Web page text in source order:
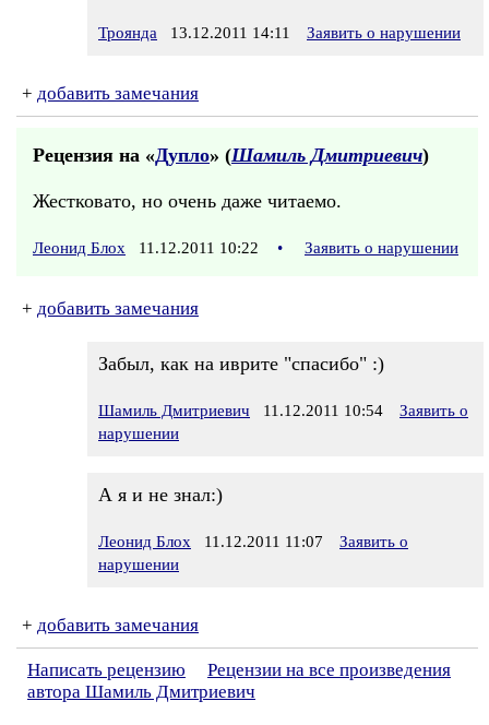
Троянда 13.12.2011 14:11 Заявить о нарушении
+ добавить замечания
Рецензия на «Дупло» (Шамиль Дмитриевич)
Жестковато, но очень даже читаемо.
Леонид Блох 11.12.2011 10:22 • Заявить о нарушении
+ добавить замечания
Забыл, как на иврите "спасибо" :)
Шамиль Дмитриевич 11.12.2011 10:54
Заявить о
нарушении
А я и не знал:)
Леонид Блох 11.12.2011 11:07
Заявить о
нарушении
+ добавить замечания
Написать рецензию
Рецензии на все произведения
автора Шамиль Дмитриевич